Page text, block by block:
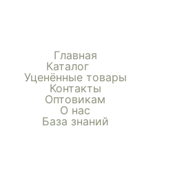
Главная
Каталог
Уценённые товары
Контакты
Оптовикам
О нас
База знаний